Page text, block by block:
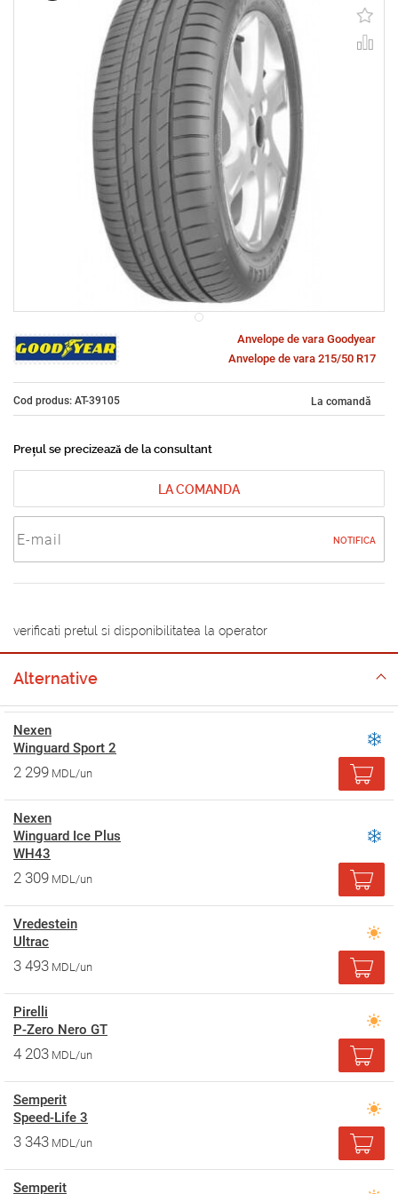
Anvelope de vara Goodyear
Anvelope de vara 215/50 R17
Cod produs: AT-39105 La comandă
Prețul se precizează de la consultant
LA COMANDA
NOTIFICA
verificati pretul si disponibilitatea la operator
Alternative
Nexen
Winguard Sport 2
2 299 MDL/un
Nexen
Winguard Ice Plus
WH43
2 309 MDL/un
Vredestein
Ultrac
3 493 MDL/un
Pirelli
P-Zero Nero GT
4 203 MDL/un
Semperit
Speed-Life 3
3 343 MDL/un
Semperit